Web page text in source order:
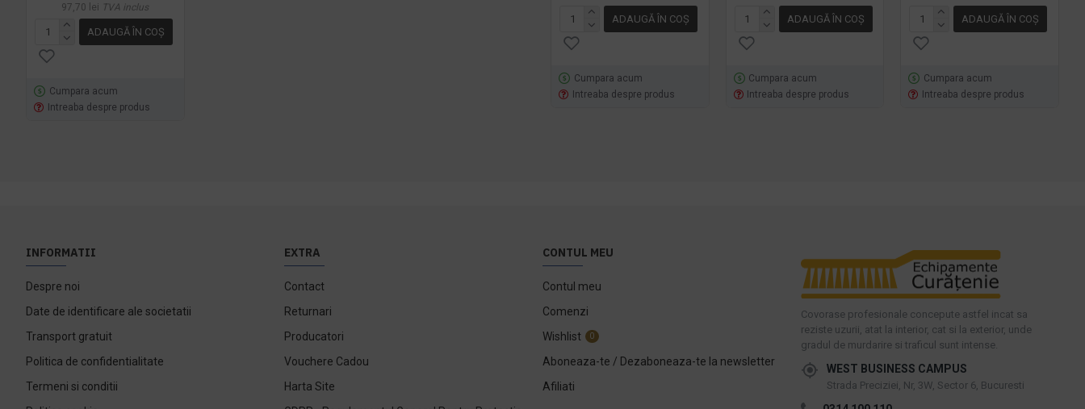
97,70 lei TVA inclus
ADAUGĂ ÎN COŞ
Cumpara acum
Intreaba despre produs
ADAUGĂ ÎN COŞ
Cumpara acum
Intreaba despre produs
ADAUGĂ ÎN COŞ
Cumpara acum
Intreaba despre produs
ADAUGĂ ÎN COŞ
Cumpara acum
Intreaba despre produs
INFORMATII
Despre noi
Date de identificare ale societatii
Transport gratuit
Politica de confidentialitate
Termeni si conditii
EXTRA
Contact
Returnari
Producatori
Vouchere Cadou
Harta Site
CONTUL MEU
Contul meu
Comenzi
Wishlist
0
Aboneaza-te / Dezaboneaza-te la newsletter
Afiliati
Covorase profesionale concepute astfel incat sa
reziste uzurii, atat la interior, cat si la exterior, unde
gradul de murdarire si traficul sunt intense.
WEST BUSINESS CAMPUS
Strada Preciziei, Nr, 3W, Sector 6, Bucuresti